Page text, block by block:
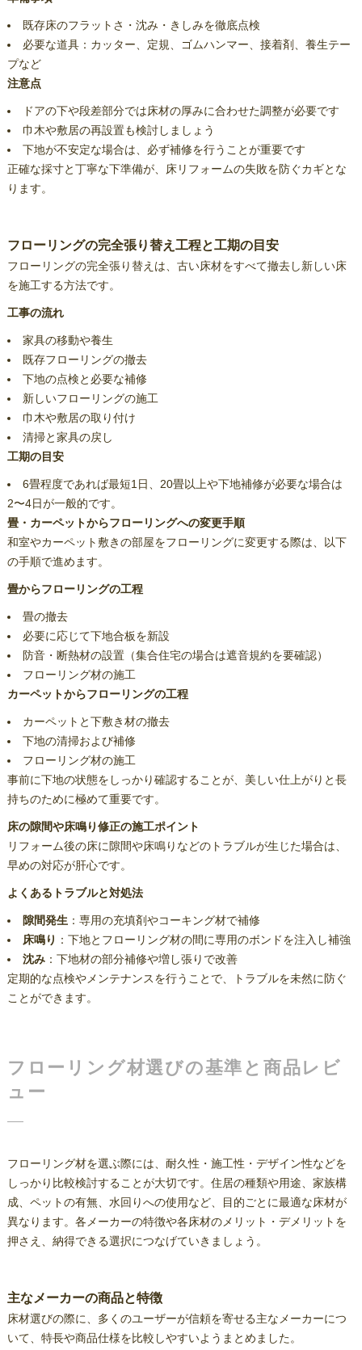
既存床のフラットさ・沈み・きしみを徹底点検
必要な道具：カッター、定規、ゴムハンマー、接着剤、養生テー
プなど
注意点
ドアの下や段差部分では床材の厚みに合わせた調整が必要です
巾木や敷居の再設置も検討しましょう
下地が不安定な場合は、必ず補修を行うことが重要です
正確な採寸と丁寧な下準備が、床リフォームの失敗を防ぐカギとな
ります。
フローリングの完全張り替え工程と工期の目安
フローリングの完全張り替えは、古い床材をすべて撤去し新しい床
を施工する方法です。
工事の流れ
家具の移動や養生
既存フローリングの撤去
下地の点検と必要な補修
新しいフローリングの施工
巾木や敷居の取り付け
清掃と家具の戻し
工期の目安
6畳程度であれば最短1日、20畳以上や下地補修が必要な場合は
2〜4日が一般的です。
畳・カーペットからフローリングへの変更手順
和室やカーペット敷きの部屋をフローリングに変更する際は、以下
の手順で進めます。
畳からフローリングの工程
畳の撤去
必要に応じて下地合板を新設
防音・断熱材の設置（集合住宅の場合は遮音規約を要確認）
フローリング材の施工
カーペットからフローリングの工程
カーペットと下敷き材の撤去
下地の清掃および補修
フローリング材の施工
事前に下地の状態をしっかり確認することが、美しい仕上がりと長
持ちのために極めて重要です。
床の隙間や床鳴り修正の施工ポイント
リフォーム後の床に隙間や床鳴りなどのトラブルが生じた場合は、
早めの対応が肝心です。
よくあるトラブルと対処法
隙間発生 ：専用の充填剤やコーキング材で補修
床鳴り ：下地とフローリング材の間に専用のボンドを注入し補強
沈み：下地材の部分補修や増し張りで改善
定期的な点検やメンテナンスを行うことで、トラブルを未然に防ぐ
ことができます。
フローリング材選びの基準と商品レビ
ュー
フローリング材を選ぶ際には、耐久性・施工性・デザイン性などを
しっかり比較検討することが大切です。住居の種類や用途、家族構
成、ペットの有無、水回りへの使用など、目的ごとに最適な床材が
異なります。各メーカーの特徴や各床材のメリット・デメリットを
押さえ、納得できる選択につなげていきましょう。
主なメーカーの商品と特徴
床材選びの際に、多くのユーザーが信頼を寄せる主なメーカーにつ
いて、特長や商品仕様を比較しやすいようまとめました。